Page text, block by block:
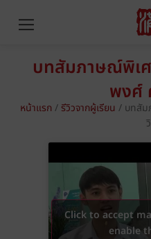
บทสัมภาษณ์พิเ
พงศ์
หน้าแรก / รีวิวจากผู้เรียน / บทสัม
Click to accept
enable